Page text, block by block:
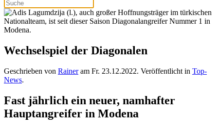
Wechselspiel der Diagonalen
Geschrieben von Raineram Fr. 23.12.2022. Veröffentlicht in Top-
News.
Fast jährlich ein neuer, namhafter
Hauptangreifer in Modena